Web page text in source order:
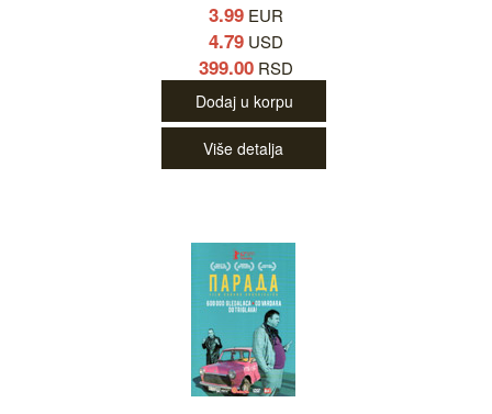
3.99 EUR
4.79 USD
399.00 RSD
Dodaj u korpu
Više detalja